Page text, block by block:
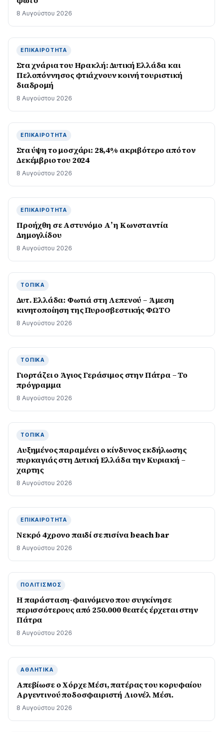
8 Αυγούστου 2026
ΕΠΙΚΑΙΡΌΤΗΤΑ
Στα χνάρια του Ηρακλή: Δυτική Ελλάδα και
Πελοπόννησος φτιάχνουν κοινή τουριστική
διαδρομή
8 Αυγούστου 2026
ΕΠΙΚΑΙΡΌΤΗΤΑ
Στα ύψη το μοσχάρι: 28,4% ακριβότερο από τον
Δεκέμβριο του 2024
8 Αυγούστου 2026
ΕΠΙΚΑΙΡΌΤΗΤΑ
Προήχθη σε Αστυνόμο Α’ η Κωνσταντία
Δημογλίδου
8 Αυγούστου 2026
ΤΟΠΙΚΆ
Δυτ. Ελλάδα: Φωτιά στη Λεπενού – Άμεση
κινητοποίηση της Πυροσβεστικής ΦΩΤΟ
8 Αυγούστου 2026
ΤΟΠΙΚΆ
Γιορτάζει ο Άγιος Γεράσιμος στην Πάτρα – Το
πρόγραμμα
8 Αυγούστου 2026
ΤΟΠΙΚΆ
Αυξημένος παραμένει ο κίνδυνος εκδήλωσης
πυρκαγιάς στη Δυτική Ελλάδα την Κυριακή –
χαρτης
8 Αυγούστου 2026
ΕΠΙΚΑΙΡΌΤΗΤΑ
Νεκρό 4χρονο παιδί σε πισίνα beach bar
8 Αυγούστου 2026
ΠΟΛΙΤΙΣΜΌΣ
Η παράσταση-φαινόμενο που συγκίνησε
περισσότερους από 250.000 θεατές έρχεται στην
Πάτρα
8 Αυγούστου 2026
ΑΘΛΗΤΙΚΆ
Απεβίωσε ο Χόρχε Μέσι, πατέρας του κορυφαίου
Αργεντινού ποδοσφαιριστή Λιονέλ Μέσι.
8 Αυγούστου 2026